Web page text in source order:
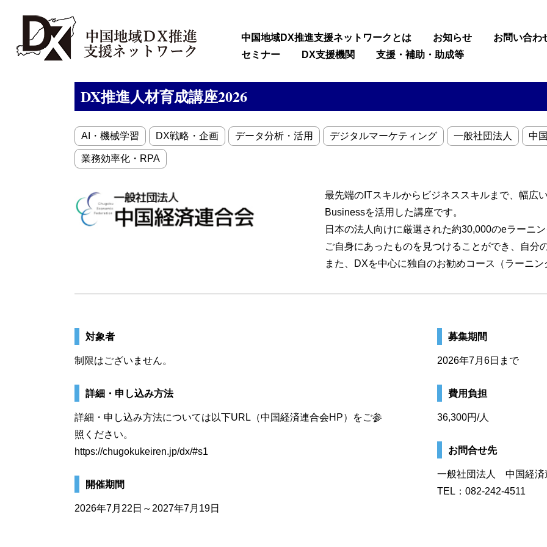
中国地域DX推進支援ネットワークとは お知らせ
お問い合わ
セミナー
DX支援機関 支援・補助・助成等
DX推進人材育成講座2026
AI・機械学習 DX戦略・企画 データ分析・活用 デジタルマーケティング 一般社団法人 中
業務効率化・RPA
最先端のITスキルからビジネススキルまで、幅広
Businessを活用した講座です。
日本の法人向けに厳選された約30,000のeラーニ
ご自身にあったものを見つけることができ、自分
また、DXを中心に独自のお勧めコース（ラーニ
対象者
制限はございません。
詳細・申し込み方法
詳細・申し込み方法については以下URL（中国経済連合会HP）をご参
照ください。
https://chugokukeiren.jp/dx/#s1
開催期間
2026年7月22日～2027年7月19日
募集期間
2026年7月6日まで
費用負担
36,300円/人
お問合せ先
一般社団法人 中国経済
TEL：082-242-4511